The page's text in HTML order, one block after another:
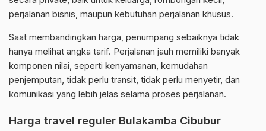
perjalanan bisnis, maupun kebutuhan perjalanan khusus.
Saat membandingkan harga, penumpang sebaiknya tidak
hanya melihat angka tarif. Perjalanan jauh memiliki banyak
komponen nilai, seperti kenyamanan, kemudahan
penjemputan, tidak perlu transit, tidak perlu menyetir, dan
komunikasi yang lebih jelas selama proses perjalanan.
Harga travel reguler Bulakamba Cibubur